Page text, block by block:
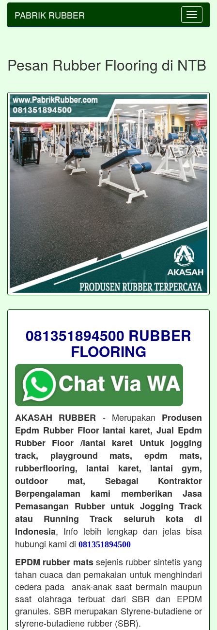
Toggle
PABRIK RUBBER
Pesan Rubber Flooring di NTB
081351894500 RUBBER
FLOORING
AKASAH RUBBER - Merupakan Produsen
Epdm Rubber Floor lantai karet, Jual Epdm
Rubber Floor /lantai karet Untuk jogging
track, playground mats, epdm mats,
rubberflooring, lantai karet, lantai gym,
outdoor mat, Sebagai Kontraktor
Berpengalaman kami memberikan Jasa
Pemasangan Rubber untuk Jogging Track
atau Running Track seluruh kota di
Indonesia, Info lebih lengkap dan jelas bisa
hubungi kami di 081351894500
EPDM rubber matssejenis rubber sintetis yang
tahan cuaca dan pemakaian untuk menghindari
cedera pada anak-anak saat bermain maupun
saat olahraga terbuat dari SBR dan EPDM
granules. SBR merupakan Styrene-butadiene or
styrene-butadiene rubber (SBR).